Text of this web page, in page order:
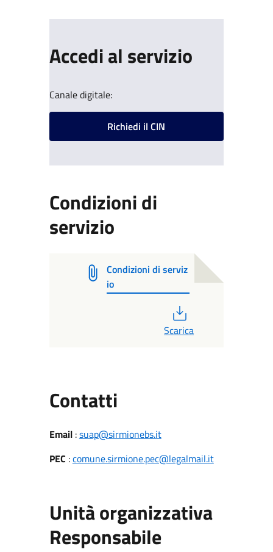
Accedi al servizio
Canale digitale:
Richiedi il CIN
Condizioni di
servizio
Condizioni di serviz
io
Scarica
ContattiUtili
Email:suap@sirmionebs.it
PEC :comune.sirmione.pec@legalmail.it
Unità organizzativa
Responsabile